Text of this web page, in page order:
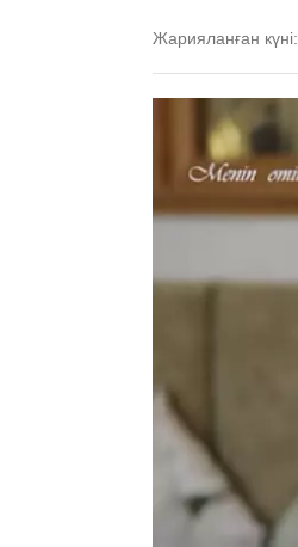
Жарияланған күні: